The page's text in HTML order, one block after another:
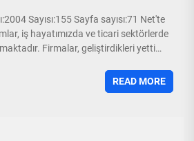
Sayısı:155 Sayfa sayısı:71 Net'te
iş hayatımızda ve ticari sektörlerde
Firmalar, geliştirdikleri yetti
READ MORE